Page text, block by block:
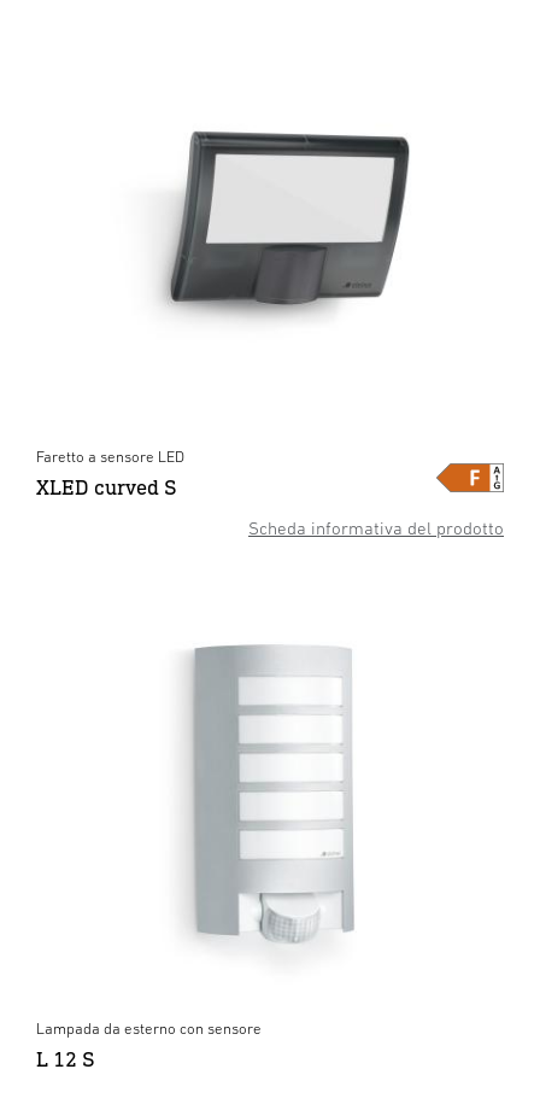
Scheda informativa del prodotto
Faretto a sensore LED
XLED curved S
Lampada da esterno con sensore
L 12 S